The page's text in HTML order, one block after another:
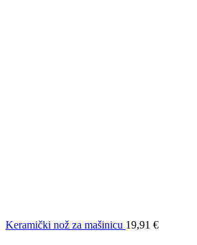
Keramički nož za mašinicu 19,91 €